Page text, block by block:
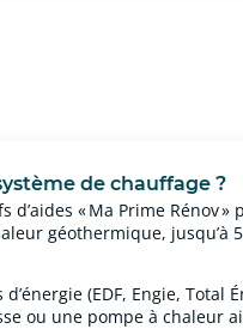
de chauffage ?
d’aides « Ma Prime Rénov»
géothermique, jusqu’à
(EDF, Engie,
ou une pompe à chaleur